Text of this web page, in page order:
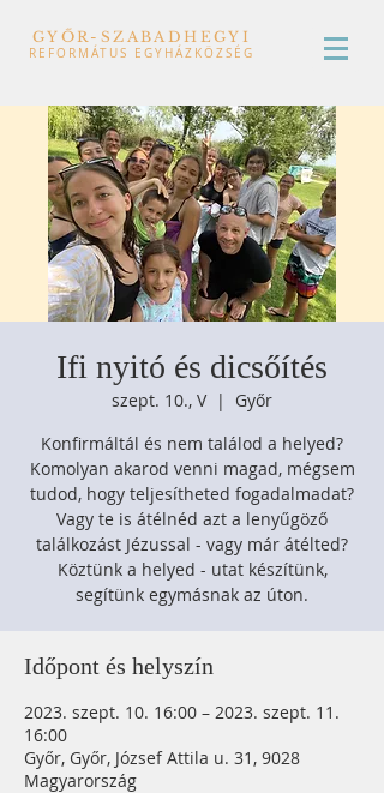
GYŐR-SZABADHEGYI
REFORMÁTUS EGYHÁZKÖZSÉG
Ifi nyitó és dicsőítés
szept. 10., V
  |
Győr
Konfirmáltál és nem találod a helyed?
Komolyan akarod venni magad, mégsem
tudod, hogy teljesítheted fogadalmadat?
Vagy te is átélnéd azt a lenyűgöző
találkozást Jézussal - vagy már átélted?
Köztünk a helyed - utat készítünk,
segítünk egymásnak az úton.
Időpont és helyszín
2023. szept. 10. 16:00 – 2023. szept. 11.
16:00
Győr, Győr, József Attila u. 31, 9028
Magyarország